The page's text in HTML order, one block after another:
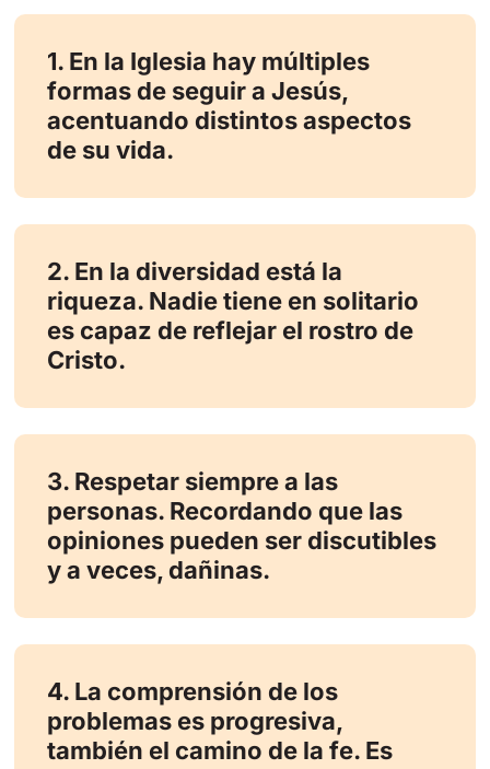
1. En la Iglesia hay múltiples
formas de seguir a Jesús,
acentuando distintos aspectos
de su vida.
2. En la diversidad está la
riqueza. Nadie tiene en solitario
es capaz de reflejar el rostro de
Cristo.
3. Respetar siempre a las
personas. Recordando que las
opiniones pueden ser discutibles
y a veces, dañinas.
4. La comprensión de los
problemas es progresiva,
también el camino de la fe. Es